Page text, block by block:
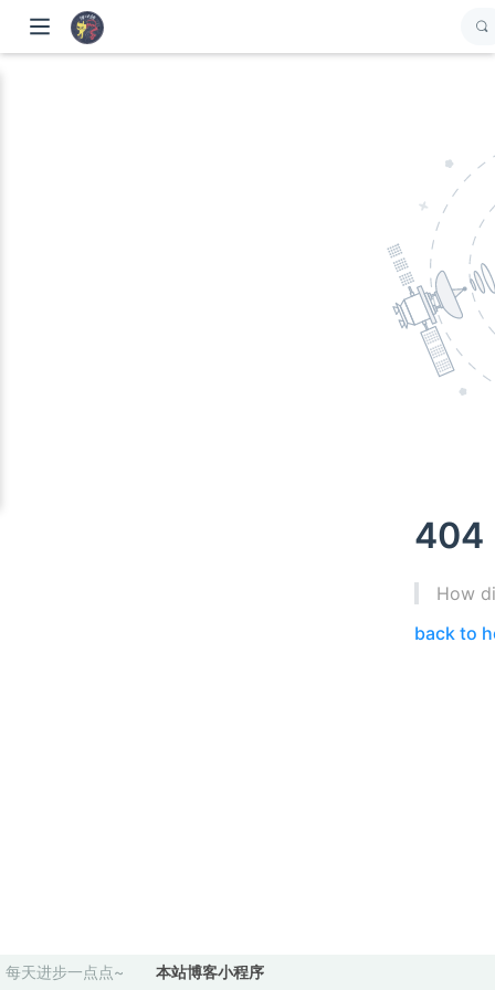
404
How
back to
每天进步一点点~ 本站博客小程序